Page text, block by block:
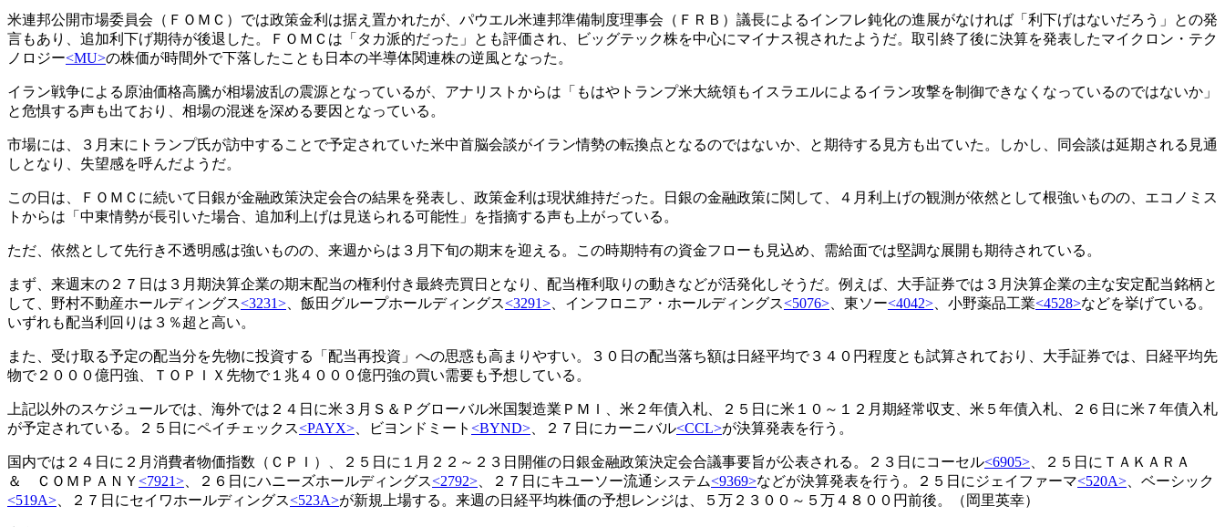
米連邦公開市場委員会（ＦＯＭＣ）では政策金利は据え置かれたが、パウエル米連邦準備制度理事会（ＦＲＢ）議長によるインフレ鈍化の進展がなければ「利下げはないだろう」との発
言もあり、追加利下げ期待が後退した。ＦＯＭＣは「タカ派的だった」とも評価され、ビッグテック株を中心にマイナス視されたようだ。取引終了後に決算を発表したマイクロン・テク
ノロジー<MU>の株価が時間外で下落したことも日本の半導体関連株の逆風となった。
イラン戦争による原油価格高騰が相場波乱の震源となっているが、アナリストからは「もはやトランプ米大統領もイスラエルによるイラン攻撃を制御できなくなっているのではないか」
と危惧する声も出ており、相場の混迷を深める要因となっている。
市場には、３月末にトランプ氏が訪中することで予定されていた米中首脳会談がイラン情勢の転換点となるのではないか、と期待する見方も出ていた。しかし、同会談は延期される見通
しとなり、失望感を呼んだようだ。
この日は、ＦＯＭＣに続いて日銀が金融政策決定会合の結果を発表し、政策金利は現状維持だった。日銀の金融政策に関して、４月利上げの観測が依然として根強いものの、エコノミス
トからは「中東情勢が長引いた場合、追加利上げは見送られる可能性」を指摘する声も上がっている。
ただ、依然として先行き不透明感は強いものの、来週からは３月下旬の期末を迎える。この時期特有の資金フローも見込め、需給面では堅調な展開も期待されている。
まず、来週末の２７日は３月期決算企業の期末配当の権利付き最終売買日となり、配当権利取りの動きなどが活発化しそうだ。例えば、大手証券では３月決算企業の主な安定配当銘柄と
して、野村不動産ホールディングス<3231> 、飯田グループホールディングス<3291> 、インフロニア・ホールディングス<5076> 、東ソー<4042> 、小野薬品工業<4528>などを挙げている。
いずれも配当利回りは３％超と高い。
また、受け取る予定の配当分を先物に投資する「配当再投資」への思惑も高まりやすい。３０日の配当落ち額は日経平均で３４０円程度とも試算されており、大手証券では、日経平均先
物で２０００億円強、ＴＯＰＩＸ先物で１兆４０００億円強の買い需要も予想している。
上記以外のスケジュールでは、海外では２４日に米３月Ｓ＆Ｐグローバル米国製造業ＰＭＩ、米２年債入札、２５日に米１０～１２月期経常収支、米５年債入札、２６日に米７年債入札
が予定されている。２５日にペイチェックス<PAYX> 、ビヨンドミート <BYND> 、２７日にカーニバル<CCL>が決算発表を行う。
国内では２４日に２月消費者物価指数（ＣＰＩ）、２５日に１月２２～２３日開催の日銀金融政策決定会合議事要旨が公表される。２３日にコーセル<6905> 、２５日にＴＡＫＡＲＡ
＆ ＣＯＭＰＡＮＹ<7921> 、２６日にハニーズホールディングス<2792> 、２７日にキユーソー流通システム<9369>などが決算発表を行う。２５日にジェイファーマ<520A> 、ベーシック
<519A> 、２７日にセイワホールディングス<523A>が新規上場する。来週の日経平均株価の予想レンジは、５万２３００～５万４８００円前後。（岡里英幸）